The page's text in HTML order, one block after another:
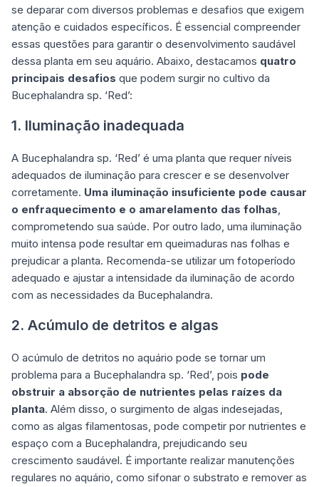
se deparar com diversos problemas e desafios que exigem
atenção e cuidados específicos. É essencial compreender
essas questões para garantir o desenvolvimento saudável
dessa planta em seu aquário. Abaixo, destacamos quatro
principais desafios que podem surgir no cultivo da
Bucephalandra sp. ‘Red’:
1. Iluminação inadequada
A Bucephalandra sp. ‘Red’ é uma planta que requer níveis
adequados de iluminação para crescer e se desenvolver
corretamente. Uma iluminação insuficiente pode causar
o enfraquecimento e o amarelamento das folhas,
comprometendo sua saúde. Por outro lado, uma iluminação
muito intensa pode resultar em queimaduras nas folhas e
prejudicar a planta. Recomenda-se utilizar um fotoperíodo
adequado e ajustar a intensidade da iluminação de acordo
com as necessidades da Bucephalandra.
2. Acúmulo de detritos e algas
O acúmulo de detritos no aquário pode se tornar um
problema para a Bucephalandra sp. ‘Red’, pois pode
obstruir a absorção de nutrientes pelas raízes da
planta. Além disso, o surgimento de algas indesejadas,
como as algas filamentosas, pode competir por nutrientes e
espaço com a Bucephalandra, prejudicando seu
crescimento saudável. É importante realizar manutenções
regulares no aquário, como sifonar o substrato e remover as